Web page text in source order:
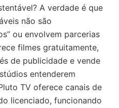
A verdade é que
não são
ou envolvem parcerias
filmes gratuitamente,
de publicidade e vende
entenderem
TV oferece canais de
licenciado, funcionando